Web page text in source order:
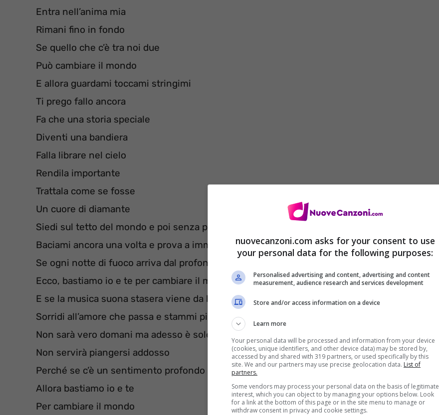
Entra nell’anima mia
Rimani fino in fondo
Se quello che c’è tra noi due
Può cambiare il mondo
E allora guardami toccami stringimi
Ti prego fallo ancora
Fa che una storia speciale
Diventi una bandiera
Falla librare nel cielo
Rendila importante
Trattala come se fosse
Un cuore di diamante
Siedi sul tetto del mondo e poi senza parlare
Baciami ancora una volta e prova a immaginare
Se ogni notte di fuoco arriva dal profondo
Ecco, bastiamo io e te per cambiare il mondo
E se la musica suona stasera viene da lontano
Sorridi all’amore che passa e stammi più vicino
Non sarà vero domani ma adesso è solo adesso
Non servirà piangersi addosso
Perché se c’è un sentimento profondo
Allora bastiamo io e te
Per cambiare il mondo
nuovecanzoni.com asks for your consent to use
your personal data for the following purposes:
Personalised advertising and content, advertising and content
measurement, audience research and services development
Store and/or access information on a device
Learn more
Your personal data will be processed and information from your device
(cookies, unique identifiers, and other device data) may be stored by,
accessed by and shared with 319 partners, or used specifically by this
site. We and our partners may use precise geolocation data. List of
partners.
Some vendors may process your personal data on the basis of legitimate
interest, which you can object to by managing your options below. Look
for a link at the bottom of this page or in the site menu to manage or
withdraw consent in privacy and cookie settings.